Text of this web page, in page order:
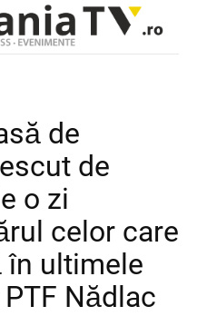
de
de
o zi
celor care
în ultimele
Nădlac